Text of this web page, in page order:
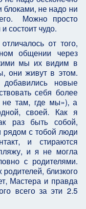
блоками, не надо ни
Можно просто
состоит чудо.
от того,
общении через
мы их видим в
они живут в этом.
новые
себя более
там, где мы»), а
своей. Как я
раз быть собой,
рядом с тобой люди
и стираются
и я не могла
с родителями.
близкого
Мастера и правда
всего за эти 2.5